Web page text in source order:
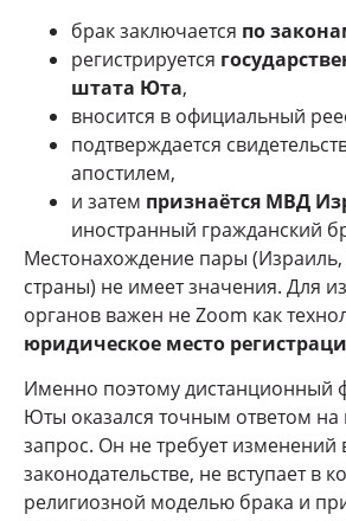
брак заключается по
регистрируется
штата Юта,
вносится в официальный
подтверждается
апостилем,
и затем признаётся МВД
иностранный гражданский
Местонахождение пары
страны) не имеет значения. Для
органов важен не Zoom как
юридическое место
Именно поэтому дистанционный
Юты оказался точным ответом на
запрос. Он не требует изменений
законодательстве, не вступает в
религиозной моделью брака и